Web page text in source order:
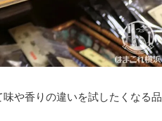
や香りの違いを試したくなる品